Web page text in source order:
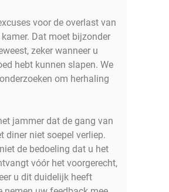
voor de overlast van
Dat moet bijzonder
zeker wanneer u
hebt kunnen slapen. We
om herhaling
jammer dat de gang van
diner niet soepel verliep.
de bedoeling dat u het
vóór het voorgerecht,
u dit duidelijk heeft